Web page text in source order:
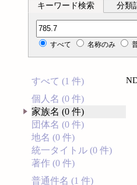
キーワード検索 分類
分類記号検索
すべて 名称のみ
すべて (1 件)
個人名 (0 件)
家族名 (0 件)
団体名 (0 件)
地名 (0 件)
統一タイトル (0 件)
著作 (0 件)
普通件名 (1 件)